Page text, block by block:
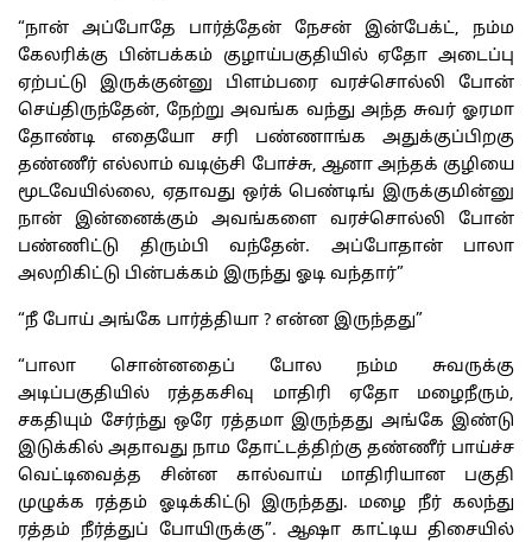
“நான் அப்போதே பார்த்தேன் நேசன் இன்பேக்ட், நம்ம
கேலரிக்கு பின்பக்கம் குழாய்பகுதியில் ஏதோ அடைப்பு
ஏற்பட்டு இருக்குன்னு பிளம்பரை வரச்சொல்லி போன்
செய்திருந்தேன், நேற்று அவங்க வந்து அந்த சுவர் ஓரமா
தோண்டி எதையோ சரி பண்ணாங்க அதுக்குப்பிறகு
தண்ணீர் எல்லாம் வடிஞ்சி போச்சு, ஆனா அந்தக் குழியை
மூடவேயில்லை, ஏதாவது ஒர்க் பெண்டிங் இருக்குமின்னு
நான் இன்னைக்கும் அவங்களை வரச்சொல்லி போன்
பண்ணிட்டு திரும்பி வந்தேன். அப்போதான் பாலா
அலறிகிட்டு பின்பக்கம் இருந்து ஓடி வந்தார்”
“நீ போய் அங்கே பார்த்தியா ? என்ன இருந்தது”
“பாலா சொன்னதைப் போல நம்ம சுவருக்கு
அடிப்பகுதியில் ரத்தகசிவு மாதிரி ஏதோ மழைநீரும்,
சகதியும் சேர்ந்து ஒரே ரத்தமா இருந்தது அங்கே இண்டு
இடுக்கில் அதாவது நாம தோட்டத்திற்கு தண்ணீர் பாய்ச்ச
வெட்டிவைத்த சின்ன கால்வாய் மாதிரியான பகுதி
முழுக்க ரத்தம் ஓடிக்கிட்டு இருந்தது. மழை நீர் கலந்து
ரத்தம் நீர்த்துப் போயிருக்கு”. ஆஷா காட்டிய திசையில்